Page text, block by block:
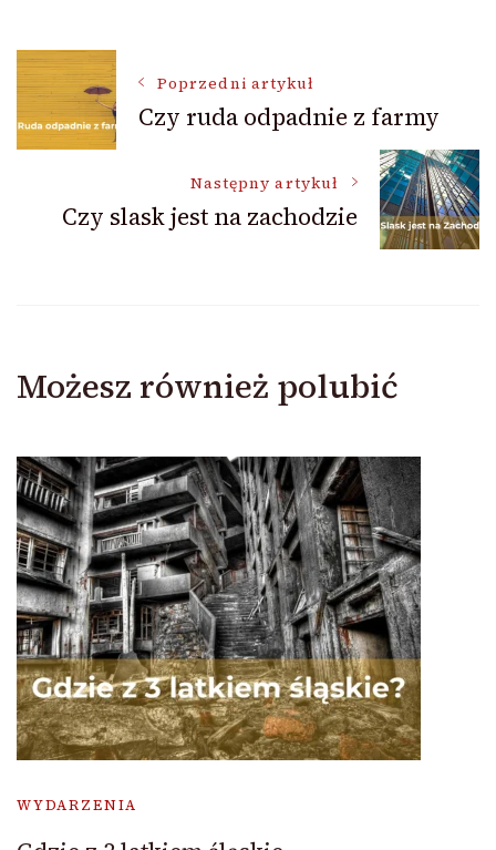
Nawigacja
wpisu
Poprzedni artykuł
Czy ruda odpadnie z farmy
Następny artykuł
Czy slask jest na zachodzie
Możesz również polubić
WYDARZENIA